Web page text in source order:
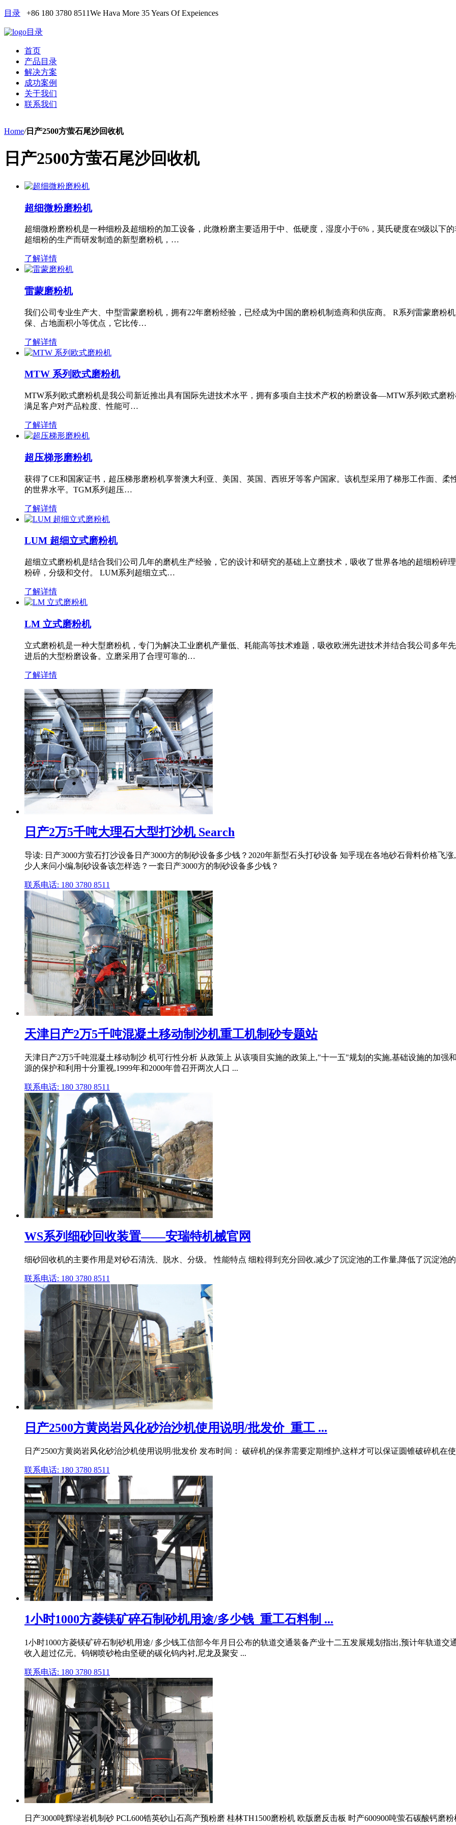
目录 +86 180 3780 8511We Hava More 35 Years Of Expeiences
目录
首页
产品目录
解决方案
成功案例
关于我们
联系我们
Home/日产2500方萤石尾沙回收机
日产2500方萤石尾沙回收机
超细微粉磨粉机
超细微粉磨粉机是一种细粉及超细粉的加工设备，此微粉磨主要适用于中、低硬度，湿度小于6%，莫氏硬度在9级以下
超细粉的生产而研发制造的新型磨粉机，…
了解详情
雷蒙磨粉机
我们公司专业生产大、中型雷蒙磨粉机，拥有22年磨粉经验，已经成为中国的磨粉机制造商和供应商。 R系列雷蒙磨粉
保、占地面积小等优点，它比传…
了解详情
MTW 系列欧式磨粉机
MTW系列欧式磨粉机是我公司新近推出具有国际先进技术水平，拥有多项自主技术产权的粉磨设备—MTW系列欧式磨
满足客户对产品粒度、性能可…
了解详情
超压梯形磨粉机
获得了CE和国家证书，超压梯形磨粉机享誉澳大利亚、美国、英国、西班牙等客户国家。该机型采用了梯形工作面、
的世界水平。TGM系列超压…
了解详情
LUM 超细立式磨粉机
超细立式磨粉机是结合我们公司几年的磨机生产经验，它的设计和研究的基础上立磨技术，吸收了世界各地的超细粉碎
粉碎，分级和交付。 LUM系列超细立式…
了解详情
LM 立式磨粉机
立式磨粉机是一种大型磨粉机，专门为解决工业磨机产量低、耗能高等技术难题，吸收欧洲先进技术并结合我公司多年
进后的大型粉磨设备。立磨采用了合理可靠的…
了解详情
日产2万5千吨大理石大型打沙机 Search
导读: 日产3000方萤石打沙设备日产3000方的制砂设备多少钱？2020年新型石头打砂设备 知乎现在各地砂石骨料价格飞
少人来问小编,制砂设备该怎样选？一套日产3000方的制砂设备多少钱？
联系电话: 180 3780 8511
天津日产2万5千吨混凝土移动制沙机重工机制砂专题站
天津日产2万5千吨混凝土移动制沙 机可行性分析 从政策上 从该项目实施的政策上,"十一五"规划的实施,基础设施的加强
源的保护和利用十分重视,1999年和2000年曾召开两次人口 ...
联系电话: 180 3780 8511
WS系列细砂回收装置——安瑞特机械官网
细砂回收机的主要作用是对砂石清洗、脱水、分级。 性能特点 细粒得到充分回收,减少了沉淀池的工作量,降低了沉淀池的
联系电话: 180 3780 8511
日产2500方黄岗岩风化砂治沙机使用说明/批发价_重工 ...
日产2500方黄岗岩风化砂治沙机使用说明/批发价 发布时间： 破碎机的保养需要定期维护,这样才可以保证圆锥破碎机在使
联系电话: 180 3780 8511
1小时1000方菱镁矿碎石制砂机用途/多少钱_重工石料制 ...
1小时1000方菱镁矿碎石制砂机用途/ 多少钱工信部今年月日公布的轨道交通装备产业十二五发展规划指出,预计年轨道
收入超过亿元。钨钢喷砂枪由坚硬的碳化钨内衬,尼龙及聚安 ...
联系电话: 180 3780 8511
日产3000吨辉绿岩机制砂 PCL600锆英砂山石高产预粉磨 桂林TH1500磨粉机 欧版磨反击板 时产600900吨萤石碳酸钙磨